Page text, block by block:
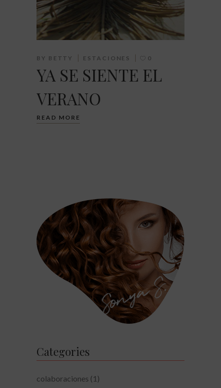
BY BETTY ESTACIONES 0
YA SE SIENTE EL
VERANO
READ MORE
Categories
colaboraciones (1)